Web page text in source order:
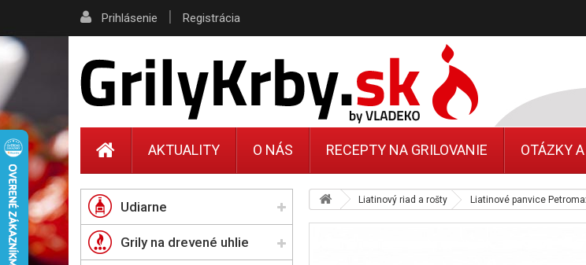
Liatinový riad a rošty Liatinové panvice
Udiarne
Grily na drevené uhlie
Prihlásenie | Registrácia
AKTUALITY O NÁS RECEPTY NA GRILOVANIE OTÁZKY